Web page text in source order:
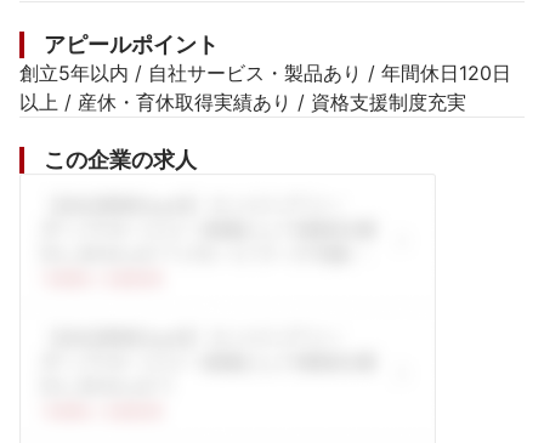
アピールポイント
創立5年以内 / 自社サービス・製品あり / 年間休日120日
以上 / 産休・育休取得実績あり / 資格支援制度充実
この企業の求人